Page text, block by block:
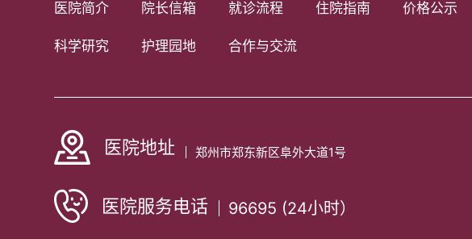
医院简介 院长信箱 就诊流程 住院指南 价格公示
科学研究 护理园地 合作与交流
医院地址 郑州市郑东新区阜外大道1号
医院服务电话 96695 (24小时）